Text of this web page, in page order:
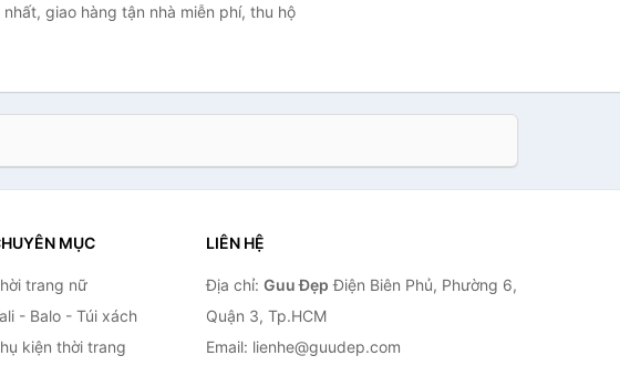
giao hàng tận nhà miễn phí, thu hộ
MỤC
trang nữ
- Balo - Túi xách
kiện thời trang
LIÊN HỆ
Địa chỉ: Guu Đẹp Điện Biên Phủ, Phường 6,
Quận 3, Tp.HCM
Email: lienhe@guudep.com